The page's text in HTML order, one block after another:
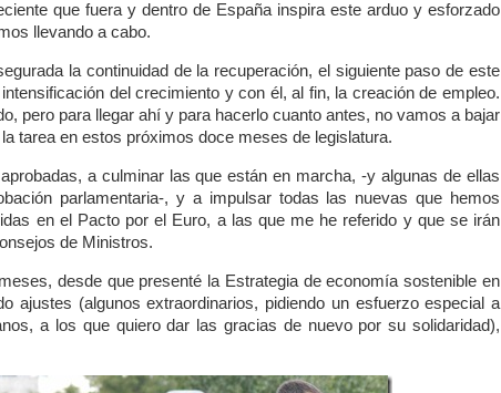
que fuera y dentro de España inspira este arduo y esforzado
llevando a cabo.
la continuidad de la recuperación, el siguiente paso de este
del crecimiento y con él, al fin, la creación de empleo.
pero para llegar ahí y para hacerlo cuanto antes, no vamos a bajar
tarea en estos próximos doce meses de legislatura.
a culminar las que están en marcha, -y algunas de ellas
parlamentaria-, y a impulsar todas las nuevas que hemos
en el Pacto por el Euro, a las que me he referido y que se irán
de Ministros.
desde que presenté la Estrategia de economía sostenible en
ajustes (algunos extraordinarios, pidiendo un esfuerzo especial a
a los que quiero dar las gracias de nuevo por su solidaridad),